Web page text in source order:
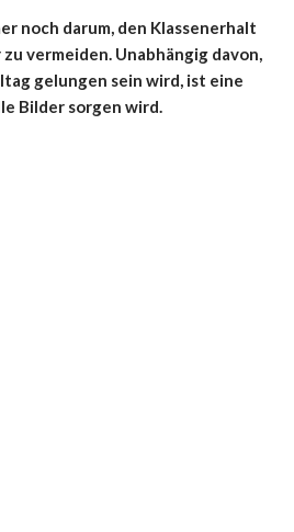
noch darum, den Klassenerhalt
vermeiden. Unabhängig davon,
gelungen sein wird, ist eine
Bilder sorgen wird.